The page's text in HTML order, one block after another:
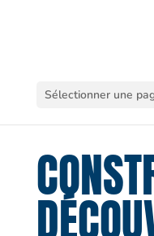
Sélectionner une